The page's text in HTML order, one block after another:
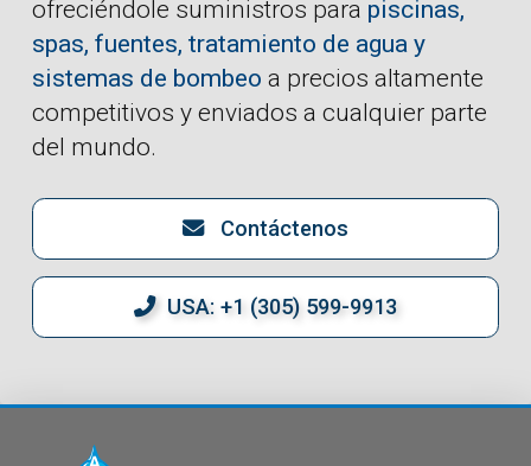
ofreciéndole suministros para piscinas,
spas, fuentes, tratamiento de agua y
sistemas de bombeo a precios altamente
competitivos y enviados a cualquier parte
del mundo.
Contáctenos
USA: +1 (305) 599-9913